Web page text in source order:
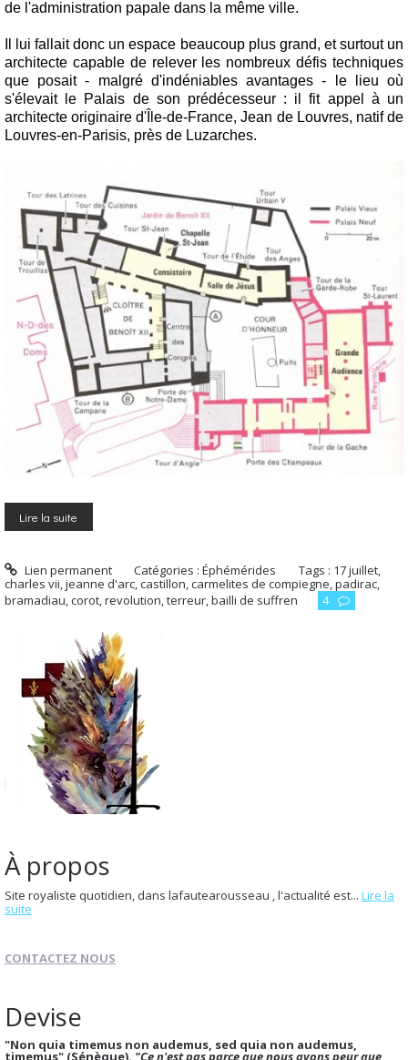
de l'administration papale dans la même ville.
Il lui fallait donc un espace beaucoup plus grand, et surtout un
architecte capable de relever les nombreux défis techniques
que posait - malgré d'indéniables avantages - le lieu où
s'élevait le Palais de son prédécesseur : il fit appel à un
architecte originaire d'Île-de-France, Jean de Louvres, natif de
Louvres-en-Parisis, près de Luzarches.
Lire la suite
Lien permanent Catégories :Éphémérides Tags : 17 juillet
charles vii jeanne d'arc castillon carmelites de compiegne padirac
bramadiau corot revolution terreur bailli de suffren 4
À propos
Site royaliste quotidien, dans lafautearousseau , l'actualité est... Lire la
suite
CONTACTEZ NOUS
Devise
"Non quia timemus non audemus, sed quia non audemus,
timemus" (Sénèque). "Ce n'est pas parce que nous avons peur que